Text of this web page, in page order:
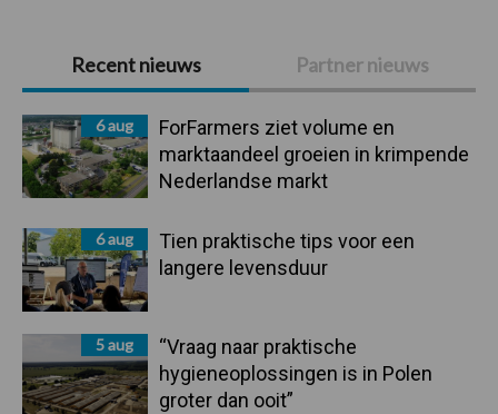
Primaire
Sidebar
Recent nieuws Partner nieuws
6 aug
ForFarmers ziet volume en
marktaandeel groeien in krimpende
Nederlandse markt
6 aug
Tien praktische tips voor een
langere levensduur
5 aug
“Vraag naar praktische
hygieneoplossingen is in Polen
groter dan ooit”